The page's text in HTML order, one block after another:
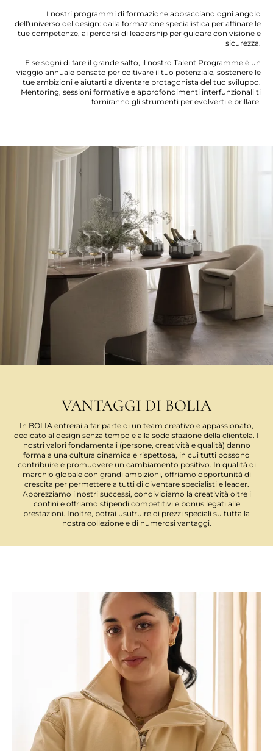
I nostri programmi di formazione abbracciano ogni angolo
dell'universo del design: dalla formazione specialistica per affinare le
tue competenze, ai percorsi di leadership per guidare con visione e
sicurezza.
E se sogni di fare il grande salto, il nostro Talent Programme è un
viaggio annuale pensato per coltivare il tuo potenziale, sostenere le
tue ambizioni e aiutarti a diventare protagonista del tuo sviluppo.
Mentoring, sessioni formative e approfondimenti interfunzionali ti
forniranno gli strumenti per evolverti e brillare.
VANTAGGI DI BOLIA
In BOLIA entrerai a far parte di un team creativo e appassionato,
dedicato al design senza tempo e alla soddisfazione della clientela. I
nostri valori fondamentali (persone, creatività e qualità) danno
forma a una cultura dinamica e rispettosa, in cui tutti possono
contribuire e promuovere un cambiamento positivo. In qualità di
marchio globale con grandi ambizioni, offriamo opportunità di
crescita per permettere a tutti di diventare specialisti e leader.
Apprezziamo i nostri successi, condividiamo la creatività oltre i
confini e offriamo stipendi competitivi e bonus legati alle
prestazioni. Inoltre, potrai usufruire di prezzi speciali su tutta la
nostra collezione e di numerosi vantaggi.